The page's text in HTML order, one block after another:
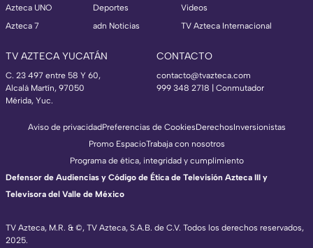
Azteca UNO
Azteca 7
Deportes
adn Noticias
Videos
TV Azteca Internacional
TV AZTECA YUCATÁN
C. 23 497 entre 58 Y 60,
Alcalá Martín, 97050
Mérida, Yuc.
CONTACTO
contacto@tvazteca.com
999 348 2718 | Conmutador
TV Azteca, M.R. & ©, TV Azteca, S.A.B. de C.V. Todos los derechos reservados,
2025.
Aviso de privacidadPreferencias de CookiesDerechosInversionistas
Promo EspacioTrabaja con nosotros
Programa de ética, integridad y cumplimiento
Defensor de Audiencias y Código de Ética de Televisión Azteca III y
Televisora del Valle de México